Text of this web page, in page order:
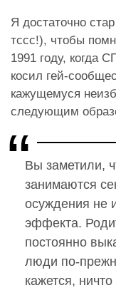
Я достаточно
тссс!), чтобы
1991 году, когда
косил гей-
кажущемуся
следующим
Вы заметили,
занимаются
осуждения не
эффекта.
постоянно
люди по-
кажется,